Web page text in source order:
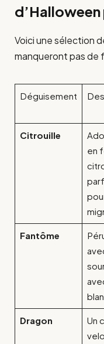
Voici une sélection
manqueront pas de
Déguisement
Citrouille
en
Fantôme
Dragon
Un